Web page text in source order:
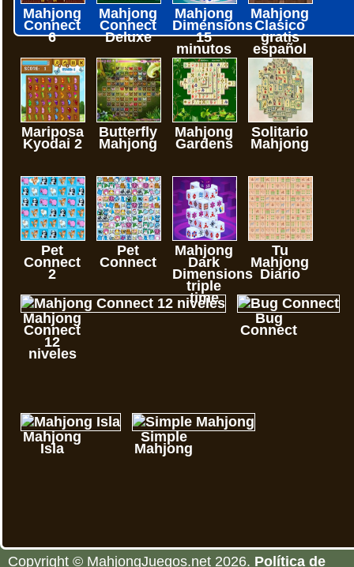
Mahjong
Connect
6
Mahjong
Connect
Deluxe
Mahjong
Dimensions
15
minutos
Mahjong
Clasico
gratis
español
Mariposa
Kyodai 2
Butterfly
Mahjong
Mahjong
Gardens
Solitario
Mahjong
Pet
Connect
2
Pet
Connect
Mahjong
Dark
Dimensions
triple
time
Tu
Mahjong
Diario
Mahjong
Connect
12
niveles
Bug
Connect
Mahjong
Isla
Simple
Mahjong
Copyright © MahjongJuegos.net 2026. Política de